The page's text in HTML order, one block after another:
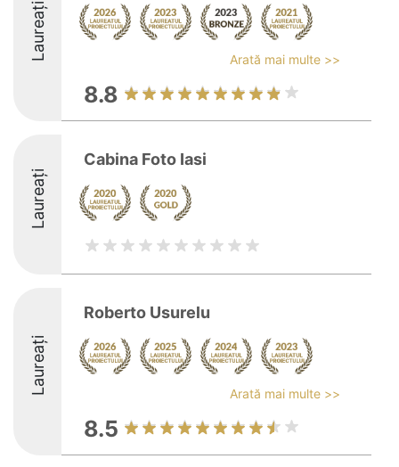
Laureați Arată mai multe >>
8.8
Laureați
Cabina Foto Iasi
Laureați
Roberto Usurelu
Arată mai multe >>
8.5